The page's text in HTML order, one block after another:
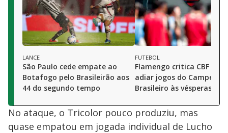
LANCE
São Paulo cede empate ao
Botafogo pelo Brasileirão aos
44 do segundo tempo
FUTEBOL
Flamengo critica CBF por
adiar jogos do
Brasileiro às vésperas da
No ataque, o Tricolor pouco produziu, mas
quase empatou em jogada individual de Lucho